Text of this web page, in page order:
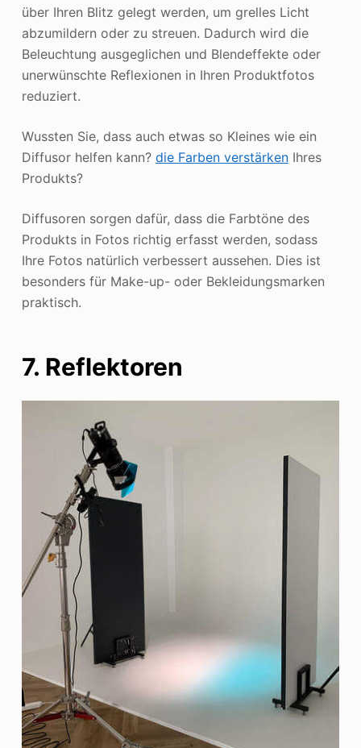
über Ihren Blitz gelegt werden, um grelles Licht
abzumildern oder zu streuen. Dadurch wird die
Beleuchtung ausgeglichen und Blendeffekte oder
unerwünschte Reflexionen in Ihren Produktfotos
reduziert.
Wussten Sie, dass auch etwas so Kleines wie ein
Diffusor helfen kann? die Farben verstärkenIhres
Produkts?
Diffusoren sorgen dafür, dass die Farbtöne des
Produkts in Fotos richtig erfasst werden, sodass
Ihre Fotos natürlich verbessert aussehen. Dies ist
besonders für Make-up- oder Bekleidungsmarken
praktisch.
7. Reflektoren